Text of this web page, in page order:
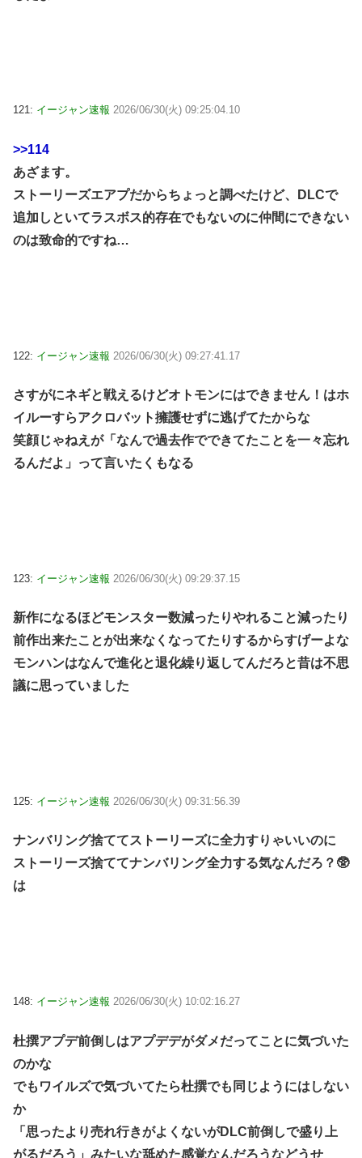
121: イージャン速報 2026/06/30(火) 09:25:04.10
>>114
あざます。
ストーリーズエアプだからちょっと調べたけど、DLCで
追加しといてラスボス的存在でもないのに仲間にできない
のは致命的ですね…
122: イージャン速報 2026/06/30(火) 09:27:41.17
さすがにネギと戦えるけどオトモンにはできません！はホ
イルーすらアクロバット擁護せずに逃げてたからな
笑顔じゃねえが「なんで過去作でできてたことを一々忘れ
るんだよ」って言いたくもなる
123: イージャン速報 2026/06/30(火) 09:29:37.15
新作になるほどモンスター数減ったりやれること減ったり
前作出来たことが出来なくなってたりするからすげーよな
モンハンはなんで進化と退化繰り返してんだろと昔は不思
議に思っていました
125: イージャン速報 2026/06/30(火) 09:31:56.39
ナンバリング捨ててストーリーズに全力すりゃいいのに
ストーリーズ捨ててナンバリング全力する気なんだろ？🥸
は
148: イージャン速報 2026/06/30(火) 10:02:16.27
杜撰アプデ前倒しはアプデデがダメだってことに気づいた
のかな
でもワイルズで気づいてたら杜撰でも同じようにはしない
か
「思ったより売れ行きがよくないがDLC前倒しで盛り上
がるだろう」みたいな舐めた感覚なんだろうなどうせ